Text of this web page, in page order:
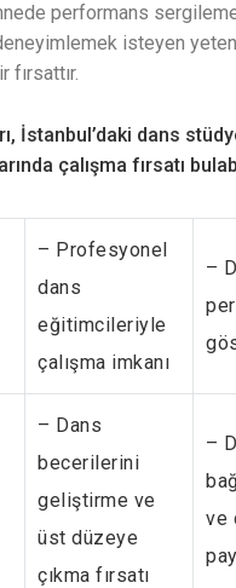
performans
isteyen
fırsattır.
İstanbul’daki dans
çalışma fırsatı
– Profesyonel
dans
eğitimcileriyle
çalışma imkanı
–
– Dans
becerilerini
geliştirme ve
üst düzeye
çıkma fırsatı
–
ve